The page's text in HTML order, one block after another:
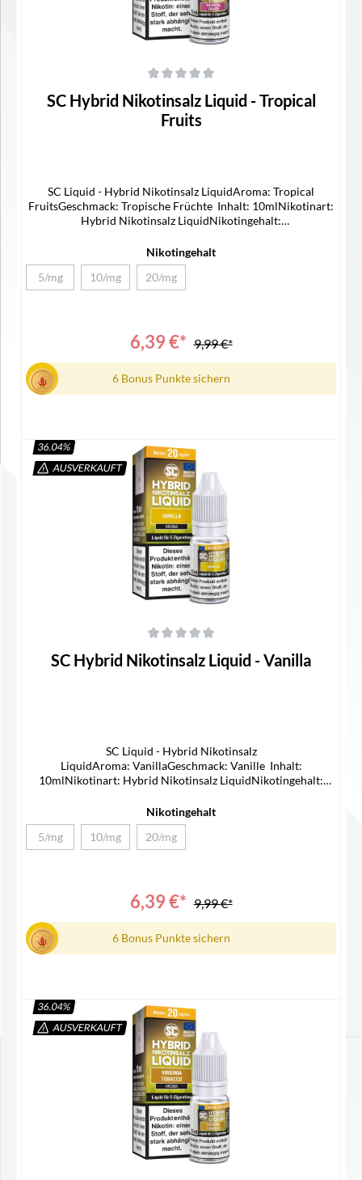
SC Hybrid Nikotinsalz Liquid - Tropical
Fruits
SC Liquid - Hybrid Nikotinsalz LiquidAroma: Tropical
FruitsGeschmack: Tropische Früchte Inhalt: 10mlNikotinart:
Hybrid Nikotinsalz LiquidNikotingehalt:
Bedienungsanleitung
Nikotingehalt
5/mg
(Diese Option ist zurzeit nicht verfügbar.)
10/mg(Diese Option ist zurzeit nicht verfügbar.)
20/mg(Diese Option ist zurzeit nicht verfügbar.)
6,39 €* 9,99 €*
6 Bonus Punkte sichern
Details
36.04%
AUSVERKAUFT
SC Hybrid Nikotinsalz Liquid - Vanilla
SC Liquid - Hybrid Nikotinsalz
LiquidAroma: VanillaGeschmack: Vanille Inhalt:
10mlNikotinart: Hybrid Nikotinsalz LiquidNikotingehalt:
Bedienungsanleitung
Nikotingehalt
5/mg
(Diese Option ist zurzeit nicht verfügbar.)
10/mg(Diese Option ist zurzeit nicht verfügbar.)
20/mg(Diese Option ist zurzeit nicht verfügbar.)
6,39 €* 9,99 €*
6 Bonus Punkte sichern
Details
36.04%
AUSVERKAUFT